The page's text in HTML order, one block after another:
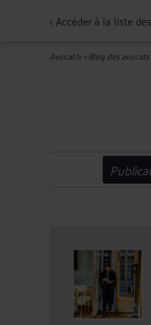
<Accéder à la liste
Avocat.fr>Blog des avocats